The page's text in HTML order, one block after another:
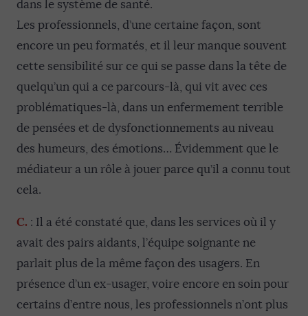
dans le système de santé.
Les professionnels, d’une certaine façon, sont
encore un peu formatés, et il leur manque souvent
cette sensibilité sur ce qui se passe dans la tête de
quelqu’un qui a ce parcours-là, qui vit avec ces
problématiques-là, dans un enfermement terrible
de pensées et de dysfonctionnements au niveau
des humeurs, des émotions… Évidemment que le
médiateur a un rôle à jouer parce qu’il a connu tout
cela.
C. : Il a été constaté que, dans les services où il y
avait des pairs aidants, l’équipe soignante ne
parlait plus de la même façon des usagers. En
présence d’un ex-usager, voire encore en soin pour
certains d’entre nous, les professionnels n’ont plus